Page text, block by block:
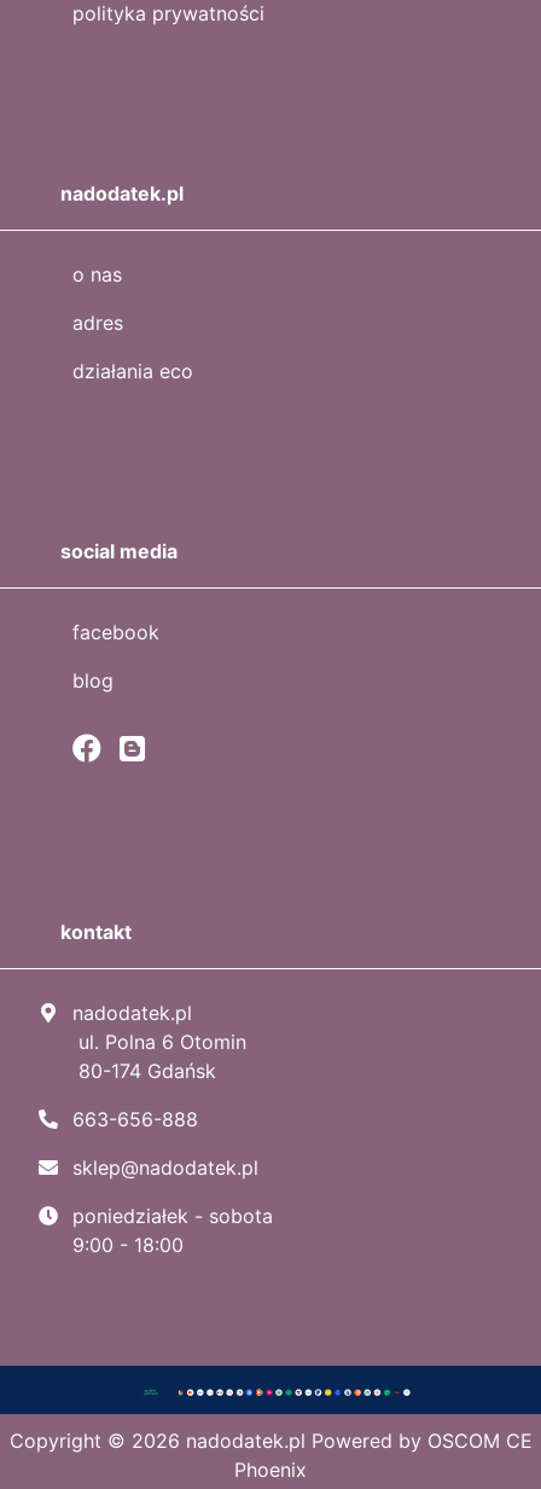
polityka prywatności
nadodatek.pl
o nas
adres
działania eco
social media
facebook
blog
kontakt
nadodatek.pl
ul. Polna 6 Otomin
80-174 Gdańsk
663-656-888
sklep@nadodatek.pl
poniedziałek - sobota
9:00 - 18:00
Copyright © 2026 nadodatek.pl Powered by OSCOM CE
Phoenix